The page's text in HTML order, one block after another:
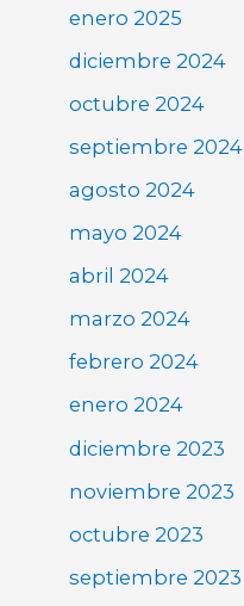
enero 2025
diciembre 2024
octubre 2024
septiembre 2024
agosto 2024
mayo 2024
abril 2024
marzo 2024
febrero 2024
enero 2024
diciembre 2023
noviembre 2023
octubre 2023
septiembre 2023